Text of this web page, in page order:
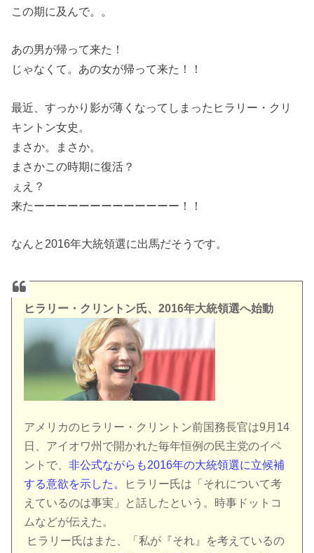
この期に及んで。。
あの男が帰って来た！
じゃなくて。あの女が帰って来た！！
最近、すっかり影が薄くなってしまったヒラリー・クリ
キントン女史。
まさか。まさか。
まさかこの時期に復活？
ぇえ？
来たーーーーーーーーーーーーー！！
なんと2016年大統領選に出馬だそうです。
ヒラリー・クリントン氏、2016年大統領選へ始動
アメリカのヒラリー・クリントン前国務長官は9月14
日、アイオワ州で開かれた毎年恒例の民主党のイベ
ントで、非公式ながらも2016年の大統領選に立候補
する意欲を示した。
ヒラリー氏は「それについて考
えているのは事実」と話したという。時事ドットコ
ムなどが伝えた。
ヒラリー氏はまた、「私が『それ』を考えているの